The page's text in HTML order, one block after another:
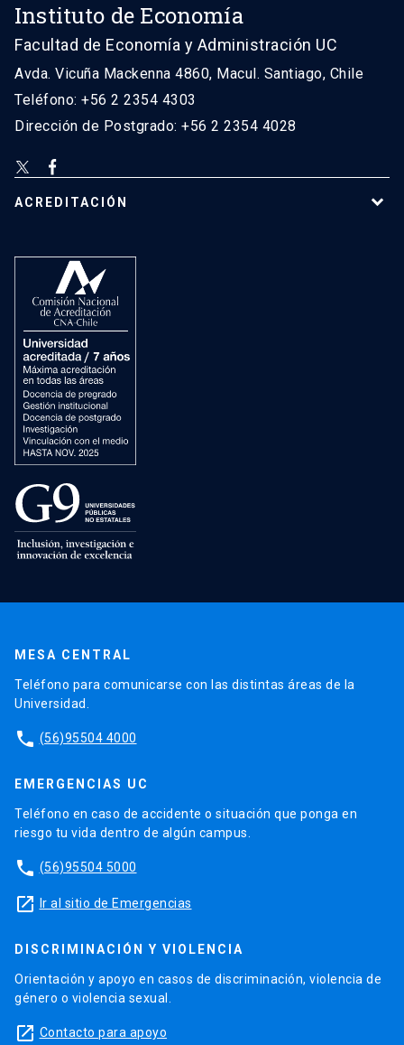
Instituto de Economía
Facultad de Economía y Administración UC
Avda. Vicuña Mackenna 4860, Macul. Santiago, Chile
Teléfono: +56 2 2354 4303
Dirección de Postgrado: +56 2 2354 4028
ACREDITACIÓN
MESA CENTRAL
Teléfono para comunicarse con las distintas áreas de la
Universidad.
phone (56)95504 4000
EMERGENCIAS UC
Teléfono en caso de accidente o situación que ponga en
riesgo tu vida dentro de algún campus.
phone (56)95504 5000
launch Ir al sitio de Emergencias
DISCRIMINACIÓN Y VIOLENCIA
Orientación y apoyo en casos de discriminación, violencia de
género o violencia sexual.
launch Contacto para apoyo